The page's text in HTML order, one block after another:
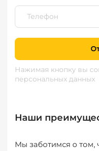
Нажимая кнопку вы
персональных данных
Наши
Мы заботимся о том,